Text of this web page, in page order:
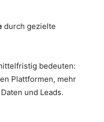
durch gezielte
bedeuten:
Plattformen, mehr
und Leads.